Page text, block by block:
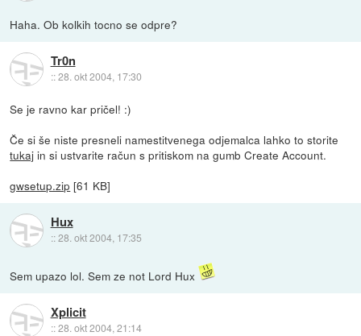
Haha. Ob kolkih tocno se odpre?
Tr0n
::28. okt 2004, 17:30
Se je ravno kar pričel! :)
Če si še niste presneli namestitvenega odjemalca lahko to storite
tukaj in si ustvarite račun s pritiskom na gumb Create Account.
gwsetup.zip [61 KB]
Hux
::28. okt 2004, 17:35
Sem upazo lol. Sem ze not Lord Hux
Xplicit
::28. okt 2004, 21:14